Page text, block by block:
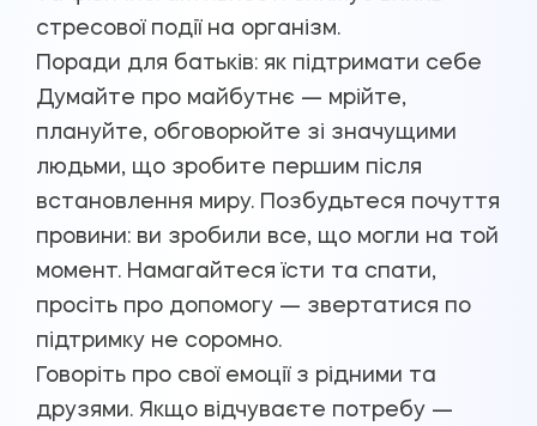
стресової події на організм.
Поради для батьків: як підтримати себе
Думайте про майбутнє — мрійте,
плануйте, обговорюйте зі значущими
людьми, що зробите першим після
встановлення миру. Позбудьтеся почуття
провини: ви зробили все, що могли на той
момент. Намагайтеся їсти та спати,
просіть про допомогу — звертатися по
підтримку не соромно.
Говоріть про свої емоції з рідними та
друзями. Якщо відчуваєте потребу —